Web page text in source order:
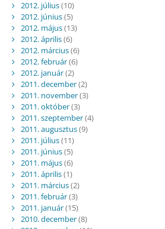
2012. július(10)
2012. június(5)
2012. május(13)
2012. április(6)
2012. március(6)
2012. február(6)
2012. január(2)
2011. december(2)
2011. november(3)
2011. október(3)
2011. szeptember(4)
2011. augusztus(9)
2011. július(11)
2011. június(5)
2011. május(6)
2011. április(1)
2011. március(2)
2011. február(3)
2011. január(15)
2010. december(8)